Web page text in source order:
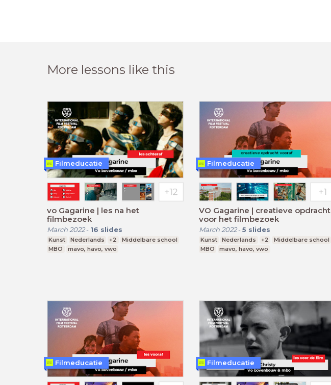
More lessons like this
vo Gagarine | les na het
filmbezoek
March 2022- 16 slides
Kunst Nederlands +2
Middelbare school
MBO
mavo, havo, vwo
Filmeducatie
VO Gagarine | creatieve opdracht
voor het filmbezoek
March 2022- 5 slides
Kunst Nederlands +2
Middelbare school
MBO
mavo, havo, vwo
Filmeducatie
Filmeducatie Filmeducatie